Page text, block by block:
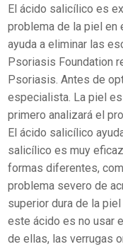
El ácido salicílico es
problema de la piel en
ayuda a eliminar las
Psoriasis Foundation
Psoriasis. Antes de
especialista. La piel
primero analizará el
El ácido salicílico
salicílico es muy
formas diferentes,
problema severo de
superior dura de la
este ácido es no usar
de ellas, las verrugas